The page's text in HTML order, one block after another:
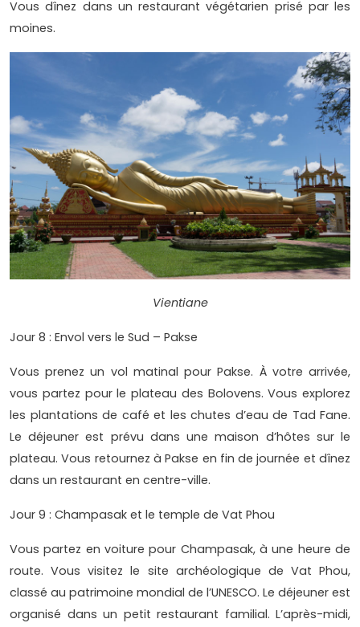
Vous dînez dans un restaurant végétarien prisé par les
moines.
Vientiane
Jour 8 : Envol vers le Sud – Pakse
Vous prenez un vol matinal pour Pakse. À votre arrivée,
vous partez pour le plateau des Bolovens. Vous explorez
les plantations de café et les chutes d’eau de Tad Fane.
Le déjeuner est prévu dans une maison d’hôtes sur le
plateau. Vous retournez à Pakse en fin de journée et dînez
dans un restaurant en centre-ville.
Jour 9 : Champasak et le temple de Vat Phou
Vous partez en voiture pour Champasak, à une heure de
route. Vous visitez le site archéologique de Vat Phou,
classé au patrimoine mondial de l’UNESCO. Le déjeuner est
organisé dans un petit restaurant familial. L’après-midi,